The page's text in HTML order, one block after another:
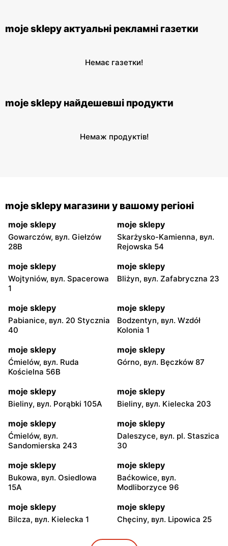
moje sklepy актуальні рекламні газетки
Немає газетки!
moje sklepy найдешевші продукти
Немаж продуктів!
moje sklepy магазини у вашому регіоні
moje sklepy
Gowarczów, вул. Giełzów
28B
moje sklepy
Skarżysko-Kamienna, вул.
Rejowska 54
moje sklepy
Wojtyniów, вул. Spacerowa
1
moje sklepy
Bliżyn, вул. Zafabryczna 23
moje sklepy
Pabianice, вул. 20 Stycznia
40
moje sklepy
Bodzentyn, вул. Wzdół
Kolonia 1
moje sklepy
Ćmielów, вул. Ruda
Kościelna 56B
moje sklepy
Górno, вул. Bęczków 87
moje sklepy
Bieliny, вул. Porąbki 105A
moje sklepy
Bieliny, вул. Kielecka 203
moje sklepy
Ćmielów, вул.
Sandomierska 243
moje sklepy
Daleszyce, вул. pl. Staszica
30
moje sklepy
Bukowa, вул. Osiedlowa
15A
moje sklepy
Baćkowice, вул.
Modliborzyce 96
moje sklepy
Bilcza, вул. Kielecka 1
moje sklepy
Chęciny, вул. Lipowica 25
moje sklepy